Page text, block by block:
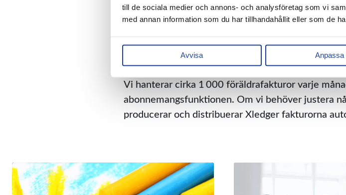
till de sociala medier och annons- och analysföretag som vi
med annan information som du har tillhandahållit eller som de
Avvisa Anpassa
Det är därför mycket viktigt för oss att ha kontroll
Huvudsidan är skräddarsydd efter våra behov,
direkt i systemet.
Vi hanterar cirka 1 000 föräldrafakturor varje
abonnemangsfunktionen. Om vi behöver justera
producerar och distribuerar Xledger fakturorna